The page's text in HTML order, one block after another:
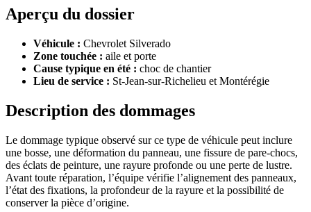
Aperçu du dossier
Véhicule : Chevrolet Silverado
Zone touchée : aile et porte
Cause typique en été : choc de chantier
Lieu de service : St-Jean-sur-Richelieu et Montérégie
Description des dommages
Le dommage typique observé sur ce type de véhicule peut inclure
une bosse, une déformation du panneau, une fissure de pare-chocs,
des éclats de peinture, une rayure profonde ou une perte de lustre.
Avant toute réparation, l’équipe vérifie l’alignement des panneaux,
l’état des fixations, la profondeur de la rayure et la possibilité de
conserver la pièce d’origine.